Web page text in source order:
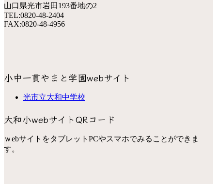
山口県光市岩田193番地の2
TEL:0820-48-2404
FAX:0820-48-4956
小中一貫やまと学園webサイト
光市立大和中学校
大和小webサイトQRコード
ｗebサイトをタブレットPCやスマホでみることができま
す。